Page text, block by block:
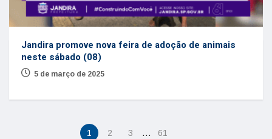
Jandira promove nova feira de adoção de animais
neste sábado (08)
5 de março de 2025
1 2 3 … 61